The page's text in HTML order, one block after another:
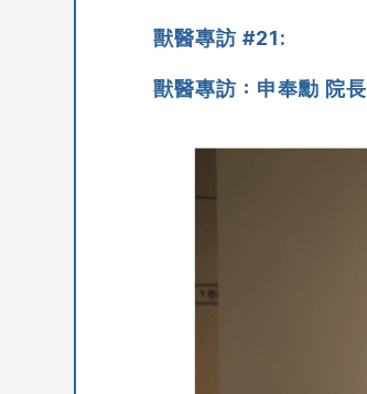
獸醫專訪 #21:
獸醫專訪：申奉勳 院長